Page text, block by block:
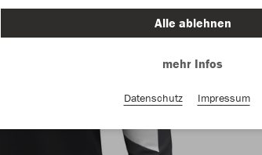
Alle ablehnen
mehr Infos
Datenschutz Impressum